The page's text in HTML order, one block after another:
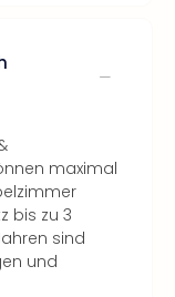
maximal
bis zu 3
sind
und